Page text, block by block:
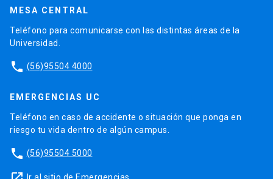
MESA CENTRAL
Teléfono para comunicarse con las distintas áreas de la
Universidad.
phone (56)95504 4000
EMERGENCIAS UC
Teléfono en caso de accidente o situación que ponga en
riesgo tu vida dentro de algún campus.
phone (56)95504 5000